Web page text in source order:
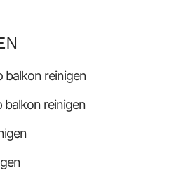
balkon reinigen
balkon reinigen